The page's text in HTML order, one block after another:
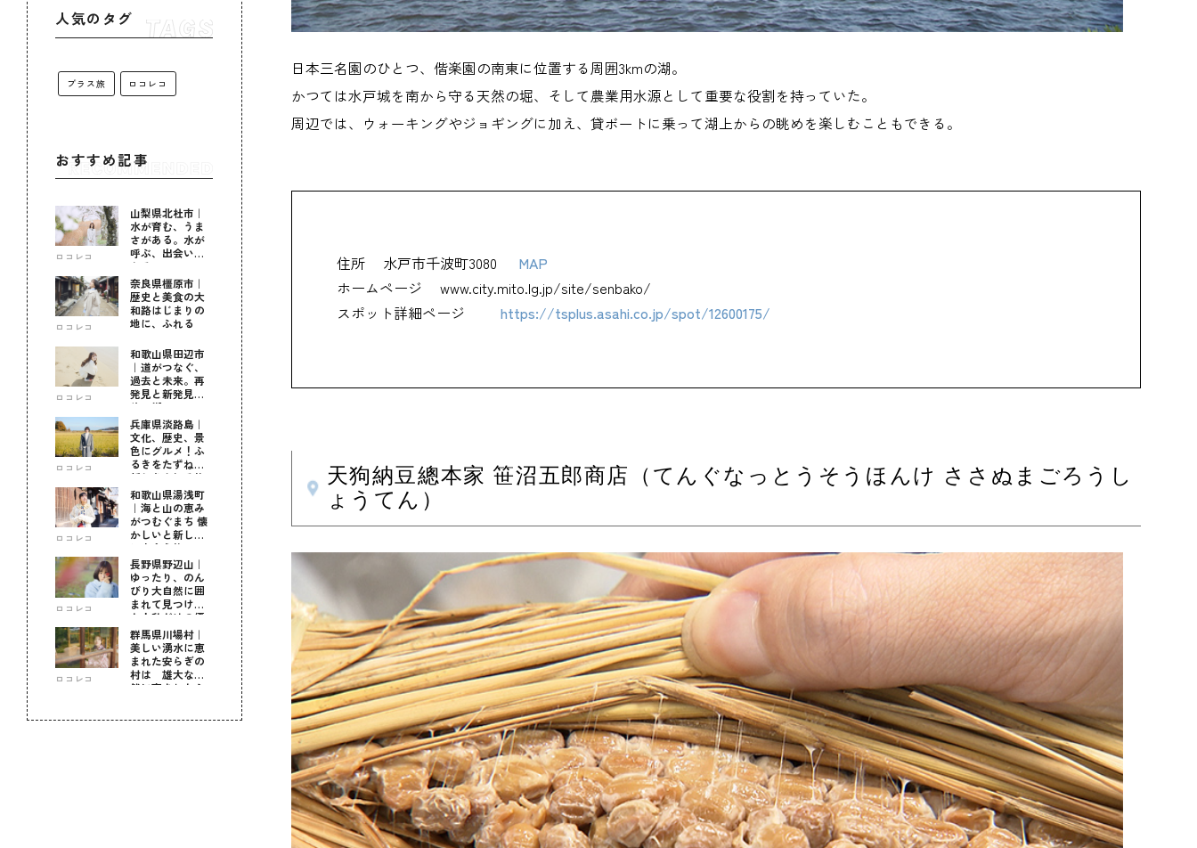
人気のタグ
プラス旅 ロコレコ
おすすめ記事
ロコレコ
山梨県北杜市｜
水が育む、うま
さがある。水が
呼ぶ、出会いが
ある。
ロコレコ
奈良県橿原市｜
歴史と美食の大
和路はじまりの
地に、ふれる
ロコレコ
和歌山県田辺市
｜道がつなぐ、
過去と未来。再
発見と新発見の
待つ街へ
ロコレコ
兵庫県淡路島｜
文化、歴史、景
色にグルメ！ふ
るきをたずねて
新しきを知る旅
ロコレコ
和歌山県湯浅町
｜海と山の恵み
がつむぐまち 懐
かしいと新しい
に出会う旅
ロコレコ
長野県野辺山｜
ゆったり、のん
びり大自然に囲
まれて見つけ
た！私だけの優
しい自分時間
ロコレコ
群馬県川場村｜
美しい湧水に恵
まれた安らぎの
村は 雄大な自
然に育まれた心
日本三名園のひとつ、偕楽園の南東に位置する周囲3kmの湖。
かつては水戸城を南から守る天然の堀、そして農業用水源として重要な役割を持っていた。
周辺では、ウォーキングやジョギングに加え、貸ボートに乗って湖上からの眺めを楽しむこともできる。
住所 水戸市千波町3080
MAP
ホームページ
www.city.mito.lg.jp/site/senbako/
スポット詳細ページ
https://tsplus.asahi.co.jp/spot/12600175/
天狗納豆總本家 笹沼五郎商店（てんぐなっとうそうほんけ ささぬまごろうし
ょうてん）